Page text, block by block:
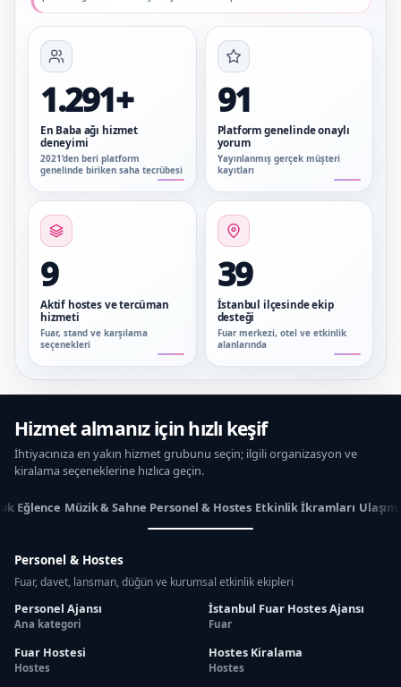
1.291+
En Baba ağı hizmet
deneyimi
2021’den beri platform
genelinde biriken saha tecrübesi
91
Platform genelinde onaylı
yorum
Yayınlanmış gerçek müşteri
kayıtları
9
Aktif hostes ve tercüman
hizmeti
Fuar, stand ve karşılama
seçenekleri
39
İstanbul ilçesinde ekip
desteği
Fuar merkezi, otel ve etkinlik
alanlarında
Hizmet almanız için hızlı keşif
İhtiyacınıza en yakın hizmet grubunu seçin; ilgili organizasyon ve
kiralama seçeneklerine hızlıca geçin.
Eğlence Müzik & Sahne Personel & Hostes Etkinlik İkramları
Personel & Hostes
Fuar, davet, lansman, düğün ve kurumsal etkinlik ekipleri
Personel Ajansı
Ana kategori
İstanbul Fuar Hostes Ajansı
Fuar
Fuar Hostesi
Hostes
Hostes Kiralama
Hostes